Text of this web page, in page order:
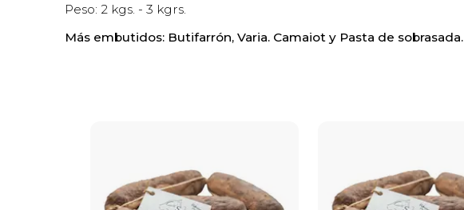
Peso: 2 kgs. - 3 kgrs.
Más embutidos: Butifarrón, Varia. Camaiot y Pasta de sobrasada.